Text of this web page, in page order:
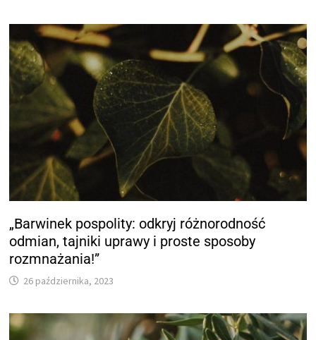
„Barwinek pospolity: odkryj różnorodność
odmian, tajniki uprawy i proste sposoby
rozmnażania!”
26 października, 2023